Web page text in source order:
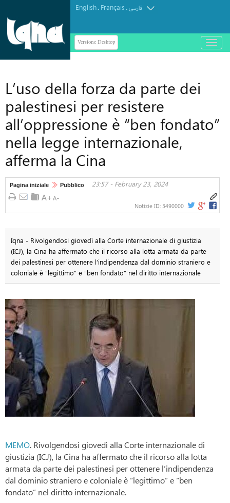
English. Français.فارسی
Versione Desktop
باز
و
L’uso della forza da parte dei
palestinesi per resistere
all’oppressione è “ben fondato”
nella legge internazionale,
afferma la Cina
Pagina iniziale Pubblico 23:57 - February 23, 2024
Notizie ID: 3490000
Iqna - Rivolgendosi giovedì alla Corte internazionale di giustizia
(ICJ), la Cina ha affermato che il ricorso alla lotta armata da parte
dei palestinesi per ottenere l’indipendenza dal dominio straniero e
coloniale è “legittimo” e “ben fondato” nel diritto internazionale
MEMO. Rivolgendosi giovedì alla Corte internazionale di
giustizia (ICJ), la Cina ha affermato che il ricorso alla lotta
armata da parte dei palestinesi per ottenere l’indipendenza
dal dominio straniero e coloniale è “legittimo” e “ben
fondato” nel diritto internazionale.